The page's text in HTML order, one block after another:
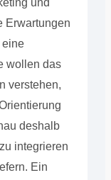
Erwartungen
eine
wollen das
verstehen,
deshalb
integrieren
Ein